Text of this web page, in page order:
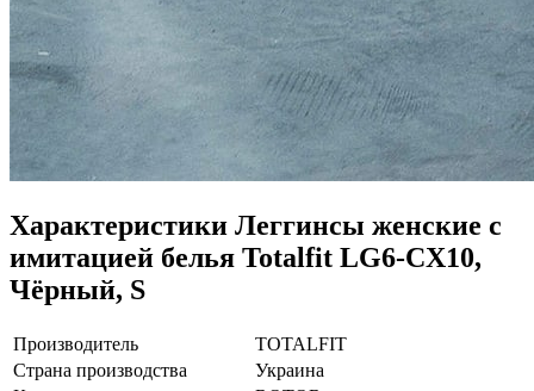
Характеристики Леггинсы женские с
имитацией белья Totalfit LG6-CX10,
Чёрный, S
Производитель
TOTALFIT
Страна производства
Украина